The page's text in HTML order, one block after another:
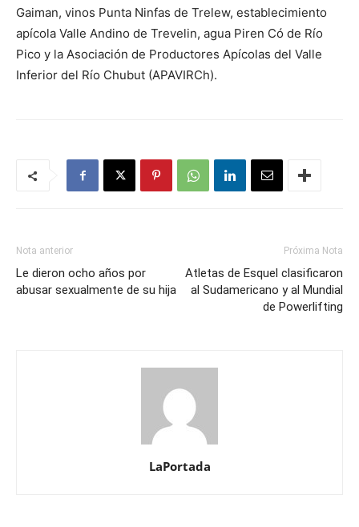
Gaiman, vinos Punta Ninfas de Trelew, establecimiento
apícola Valle Andino de Trevelin, agua Piren Có de Río
Pico y la Asociación de Productores Apícolas del Valle
Inferior del Río Chubut (APAVIRCh).
Nota anterior
Le dieron ocho años por
abusar sexualmente de su hija
Próxima Nota
Atletas de Esquel clasificaron
al Sudamericano y al Mundial
de Powerlifting
LaPortada